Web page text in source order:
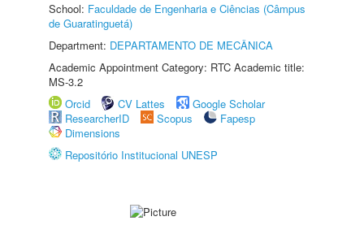
School: Faculdade de Engenharia e Ciências (Câmpus
de Guaratinguetá)
Department: DEPARTAMENTO DE MECÂNICA
Academic Appointment Category: RTC Academic title:
MS-3.2
Orcid
CV Lattes
Google Scholar
ResearcherID
Scopus
Fapesp
Dimensions
Repositório Institucional UNESP